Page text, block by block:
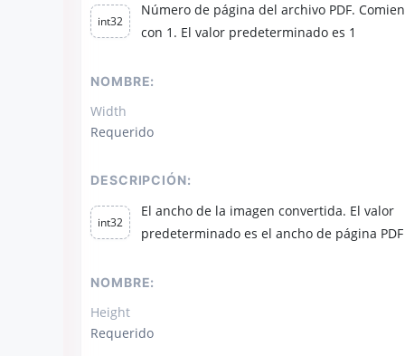
int32
Número de página del archivo PDF.
con 1. El valor predeterminado es 1
NOMBRE:
Width
Requerido
DESCRIPCIÓN:
int32
El ancho de la imagen convertida. El valor
predeterminado es el ancho de página PDF
NOMBRE:
Height
Requerido